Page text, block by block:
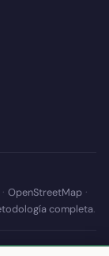
OpenStreetMap·
completa.
con datos